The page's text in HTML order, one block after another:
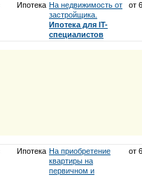
Ипотека На недвижимость от
застройщика.
Ипотека для IT-
специалистов
от
Ипотека На приобретение
квартиры на
первичном и
от